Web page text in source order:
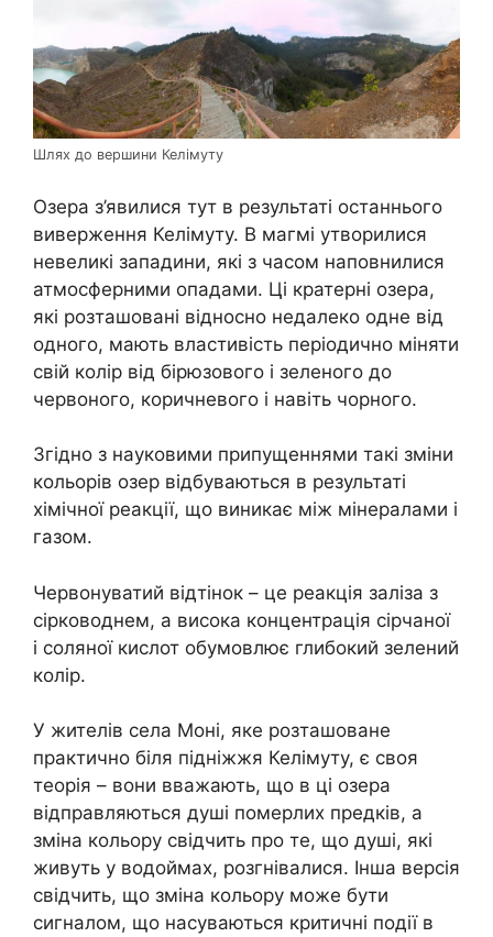
Шлях до вершини Келімуту
Озера з’явилися тут в результаті останнього
виверження Келімуту. В магмі утворилися
невеликі западини, які з часом наповнилися
атмосферними опадами. Ці кратерні озера,
які розташовані відносно недалеко одне від
одного, мають властивість періодично міняти
свій колір від бірюзового і зеленого до
червоного, коричневого і навіть чорного.
Згідно з науковими припущеннями такі зміни
кольорів озер відбуваються в результаті
хімічної реакції, що виникає між мінералами і
газом.
Червонуватий відтінок – це реакція заліза з
сірководнем, а висока концентрація сірчаної
і соляної кислот обумовлює глибокий зелений
колір.
У жителів села Моні, яке розташоване
практично біля підніжжя Келімуту, є своя
теорія – вони вважають, що в ці озера
відправляються душі померлих предків, а
зміна кольору свідчить про те, що душі, які
живуть у водоймах, розгнівалися. Інша версія
свідчить, що зміна кольору може бути
сигналом, що насуваються критичні події в